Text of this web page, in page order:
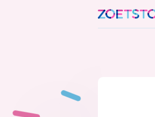
to
content